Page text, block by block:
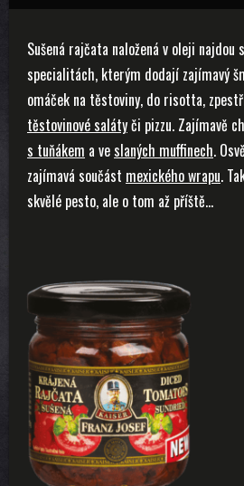
Sušená rajčata naložená v oleji najdou
specialitách, kterým dodají zajímavý
omáček na těstoviny, do risotta,
těstovinové salátyči pizzu. Zajímavě
s tuňákem a veslaných muffinech.
zajímavá součást mexického wrapu.
skvělé pesto, ale o tom až příště…